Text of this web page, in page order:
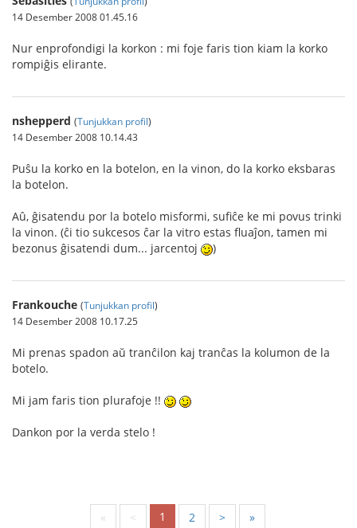
14 Desember 2008 01.45.16
Nur enprofondigi la korkon : mi foje faris tion kiam la korko
rompiĝis elirante.
nshepperd (Tunjukkan profil)
14 Desember 2008 10.14.43
Puŝu la korko en la botelon, en la vinon, do la korko eksbaras
la botelon.
Aû, ĝisatendu por la botelo misformi, sufiĉe ke mi povus trinki
la vinon. (ĉi tio sukcesos ĉar la vitro estas fluaĵon, tamen mi
bezonus ĝisatendi dum... jarcentoj
)
Frankouche (Tunjukkan profil)
14 Desember 2008 10.17.25
Mi prenas spadon aŭ tranĉilon kaj tranĉas la kolumon de la
botelo.
Mi jam faris tion plurafoje !!
Dankon por la verda stelo !
« < 1 2 > »